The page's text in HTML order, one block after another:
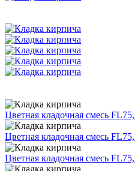
Цветная кладочная смесь
Цветная кладочная смесь
Цветная кладочная смесь